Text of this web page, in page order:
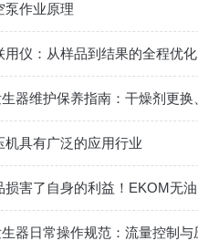
泵作业原理
用仪：从样品到结果的全程优化
机具有广泛的应用行业